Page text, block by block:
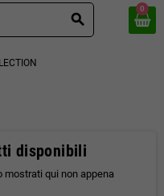
search
0
disponibili
mostrati qui non appena